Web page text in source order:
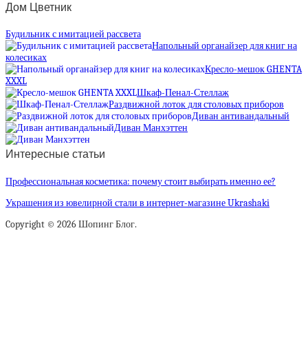
Дом Цветник
Будильник с имитацией рассвета
Напольный органайзер для книг на
колесиках
Кресло-мешок GHENTA
XXXL
Шкаф-Пенал-Стеллаж
Раздвижной лоток для столовых приборов
Диван антивандальный
Диван Манхэттен
Интересные статьи
Профессиональная косметика: почему стоит выбирать именно ее?
Украшения из ювелирной стали в интернет-магазине Ukrashaki
Copyright © 2026 Шопинг Блог.